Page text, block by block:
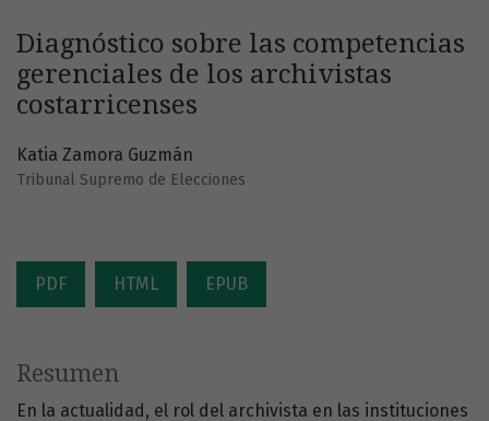
Diagnóstico sobre las competencias
gerenciales de los archivistas
costarricenses
Katia Zamora Guzmán
Tribunal Supremo de Elecciones
PDF HTML EPUB
Resumen
En la actualidad, el rol del archivista en las instituciones